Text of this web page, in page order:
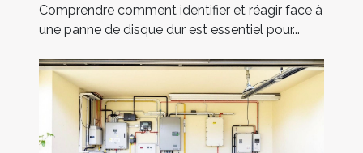
?
Comprendre comment identifier et réagir face à
une panne de disque dur est essentiel pour...